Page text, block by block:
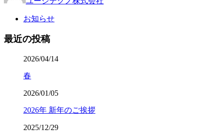
お知らせ
最近の投稿
2026/04/14
春
2026/01/05
2026年 新年のご挨拶
2025/12/29